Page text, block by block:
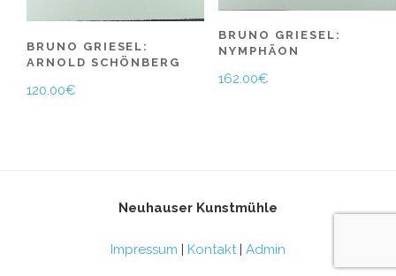
BRUNO GRIESEL:
ARNOLD SCHÖNBERG
120.00€
BRUNO GRIESEL:
NYMPHÄON
162.00€
Neuhauser Kunstmühle
Impressum | Kontakt| Admin